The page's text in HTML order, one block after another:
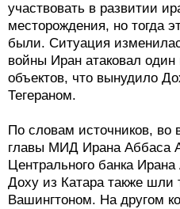
участвовать в развитии
месторождения, но тогда
были. Ситуация
войны Иран атаковал один
объектов, что вынудило
Тегераном.
По словам источников, во
главы МИД Ирана Аббаса
Центрального банка
Доху из Катара также шли
Вашингтоном. На другом